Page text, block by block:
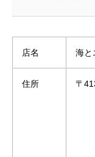
店名 海と
住所 〒